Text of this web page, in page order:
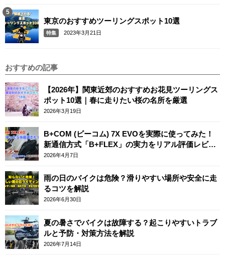
東京のおすすめツーリングスポット10選
特集 2023年3月21日
おすすめの記事
【2026年】関東近郊のおすすめお花見ツーリングス
ポット10選｜春に走りたい桜の名所を厳選
2026年3月19日
B+COM (ビーコム) 7X EVOを実際に使ってみた！
新通信方式「B+FLEX」の実力をリアル評価レビュ
ー
2026年4月7日
雨の日のバイクは危険？滑りやすい場所や安全に走
るコツを解説
2026年6月30日
夏の暑さでバイクは故障する？起こりやすいトラブ
ルと予防・対策方法を解説
2026年7月14日